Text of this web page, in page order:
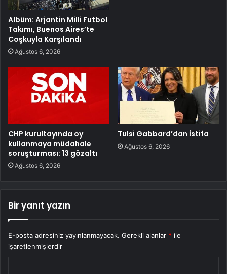
Albüm: Arjantin Milli Futbol
Takımı, Buenos Aires’te
Coşkuyla Karşılandı
Ağustos 6, 2026
CHP kurultayında oy
kullanmaya müdahale
soruşturması: 13 gözaltı
Ağustos 6, 2026
Tulsi Gabbard’dan İstifa
Ağustos 6, 2026
Bir yanıt yazın
E-posta adresiniz yayınlanmayacak. Gerekli alanlar * ile
işaretlenmişlerdir